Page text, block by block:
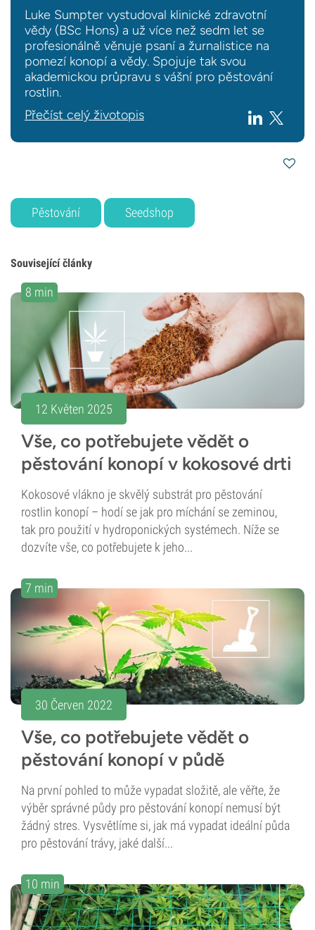
Luke Sumpter vystudoval klinické zdravotní
vědy (BSc Hons) a už více než sedm let se
profesionálně věnuje psaní a žurnalistice na
pomezí konopí a vědy. Spojuje tak svou
akademickou průpravu s vášní pro pěstování
rostlin.
Přečíst celý životopis
Pěstování Seedshop
Související články
8 min
12 Květen 2025
Vše, co potřebujete vědět o
pěstování konopí v kokosové drti
Kokosové vlákno je skvělý substrát pro pěstování
rostlin konopí – hodí se jak pro míchání se zeminou,
tak pro použití v hydroponických systémech. Níže se
dozvíte vše, co potřebujete k jeho...
7 min
30 Červen 2022
Vše, co potřebujete vědět o
pěstování konopí v půdě
Na první pohled to může vypadat složitě, ale věřte, že
výběr správné půdy pro pěstování konopí nemusí být
žádný stres. Vysvětlíme si, jak má vypadat ideální půda
pro pěstování trávy, jaké další...
10 min